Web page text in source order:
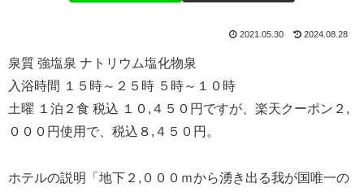
2021.05.30 2024.08.28
泉質 強塩泉 ナトリウム塩化物泉
入浴時間 １５時～２５時 ５時～１０時
土曜 １泊２食 税込 １０,４５０円ですが、楽天クーポン２,
０００円使用で、税込８,４５０円。
ホテルの説明「地下２,０００ｍから湧き出る我が国唯一の